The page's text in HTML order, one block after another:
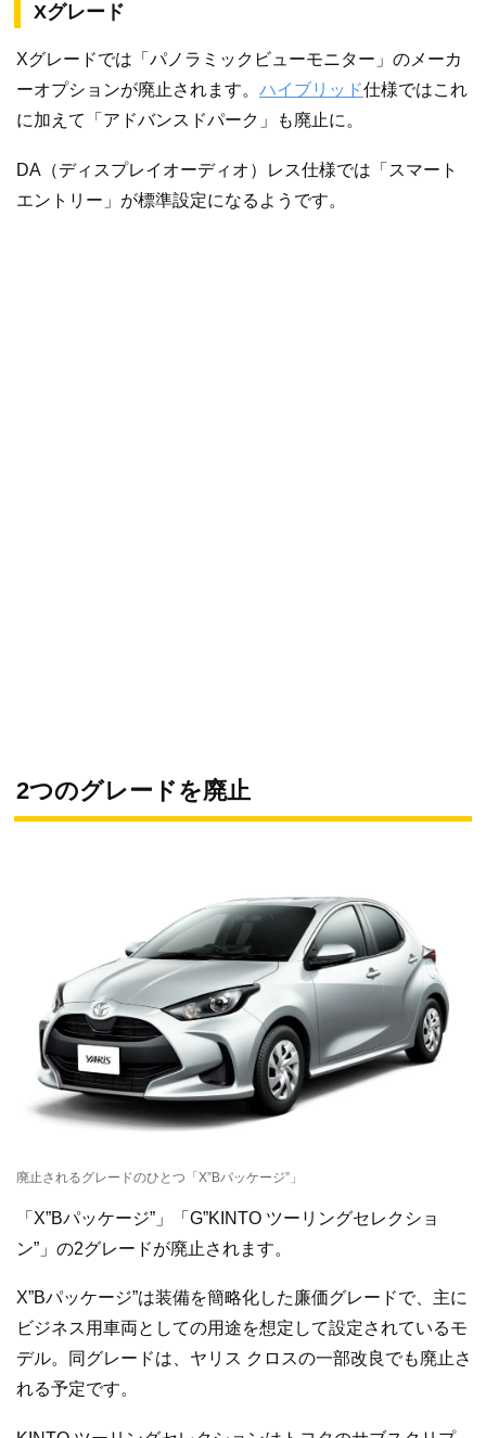
Xグレード
Xグレードでは「パノラミックビューモニター」のメーカ
ーオプションが廃止されます。 ハイブリッド仕様ではこれ
に加えて「アドバンスドパーク」も廃止に。
DA（ディスプレイオーディオ）レス仕様では「スマート
エントリー」が標準設定になるようです。
2つのグレードを廃止
廃止されるグレードのひとつ「X”Bパッケージ”」
「X”Bパッケージ”」「G”KINTO ツーリングセレクショ
ン”」の2グレードが廃止されます。
X”Bパッケージ”は装備を簡略化した廉価グレードで、主に
ビジネス用車両としての用途を想定して設定されているモ
デル。同グレードは、ヤリス クロスの一部改良でも廃止さ
れる予定です。